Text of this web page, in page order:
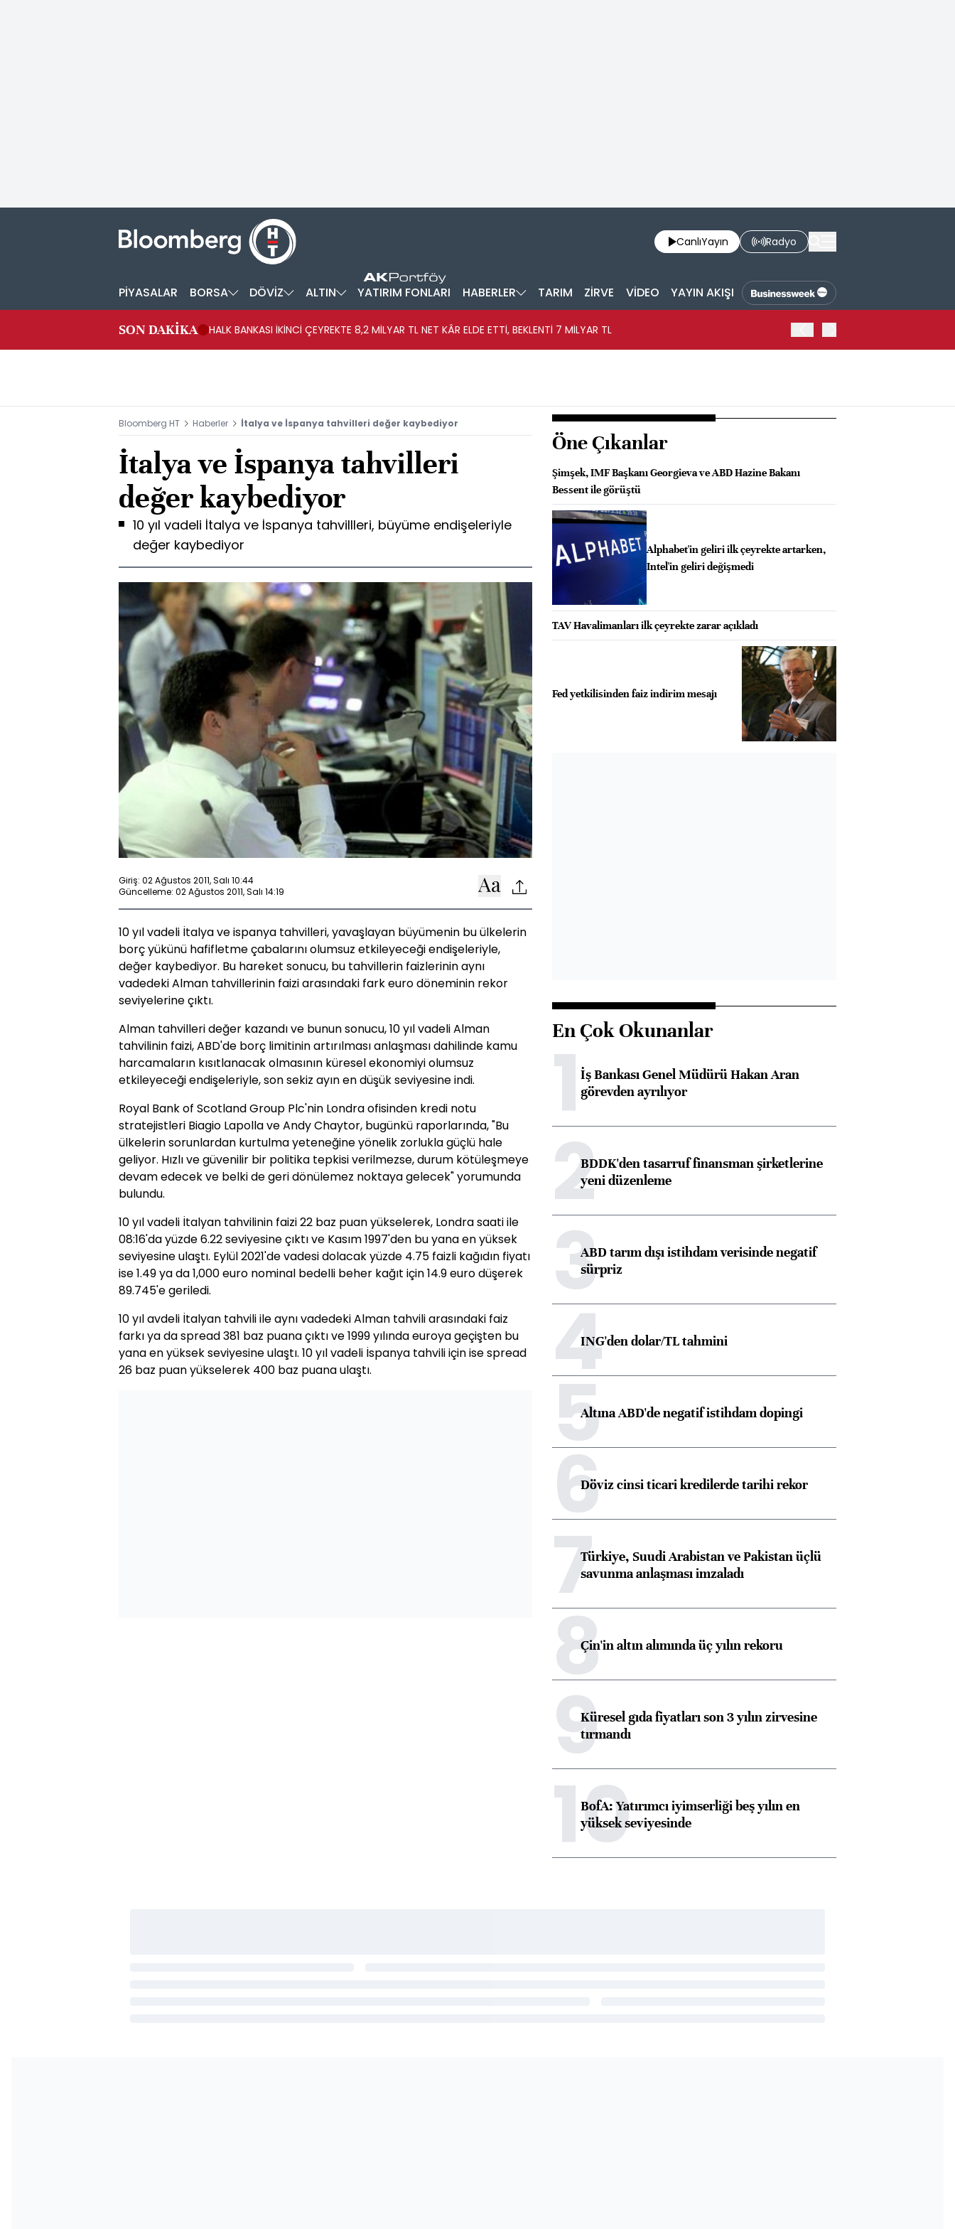
CanlıYayın Radyo
PİYASALAR BORSA DÖVİZ ALTIN YATIRIM FONLARI HABERLER TARIM ZİRVE VİDEO YAYIN AKIŞI
SON DAKİKA HALK BANKASI İKİNCİ ÇEYREKTE 8,2 MİLYAR TL NET KÂR ELDE ETTİ, BEKLENTİ 7 MİLYAR TL
Bloomberg HT Haberler İtalya ve İspanya tahvilleri değer kaybediyor
İtalya ve İspanya tahvilleri
değer kaybediyor
10 yıl vadeli İtalya ve İspanya tahvillleri, büyüme endişeleriyle
değer kaybediyor
Giriş: 02 Ağustos 2011, Salı 10:44
Güncelleme: 02 Ağustos 2011, Salı 14:19
10 yıl vadeli İtalya ve ispanya tahvilleri, yavaşlayan büyümenin bu ülkelerin
borç yükünü hafifletme çabalarını olumsuz etkileyeceği endişeleriyle,
değer kaybediyor. Bu hareket sonucu, bu tahvillerin faizlerinin aynı
vadedeki Alman tahvillerinin faizi arasındaki fark euro döneminin rekor
seviyelerine çıktı.
Alman tahvilleri değer kazandı ve bunun sonucu, 10 yıl vadeli Alman
tahvilinin faizi, ABD'de borç limitinin artırılması anlaşması dahilinde kamu
harcamaların kısıtlanacak olmasının küresel ekonomiyi olumsuz
etkileyeceği endişeleriyle, son sekiz ayın en düşük seviyesine indi.
Royal Bank of Scotland Group Plc'nin Londra ofisinden kredi notu
stratejistleri Biagio Lapolla ve Andy Chaytor, bugünkü raporlarında, "Bu
ülkelerin sorunlardan kurtulma yeteneğine yönelik zorlukla güçlü hale
geliyor. Hızlı ve güvenilir bir politika tepkisi verilmezse, durum kötüleşmeye
devam edecek ve belki de geri dönülemez noktaya gelecek" yorumunda
bulundu.
10 yıl vadeli İtalyan tahvilinin faizi 22 baz puan yükselerek, Londra saati ile
08:16'da yüzde 6.22 seviyesine çıktı ve Kasım 1997'den bu yana en yüksek
seviyesine ulaştı. Eylül 2021'de vadesi dolacak yüzde 4.75 faizli kağıdın fiyatı
ise 1.49 ya da 1,000 euro nominal bedelli beher kağıt için 14.9 euro düşerek
89.745'e geriledi.
10 yıl avdeli İtalyan tahvili ile aynı vadedeki Alman tahvili arasındaki faiz
farkı ya da spread 381 baz puana çıktı ve 1999 yılında euroya geçişten bu
yana en yüksek seviyesine ulaştı. 10 yıl vadeli İspanya tahvili için ise spread
26 baz puan yükselerek 400 baz puana ulaştı.
Öne Çıkanlar
Şimşek, IMF Başkanı Georgieva ve ABD Hazine Bakanı
Bessent ile görüştü
Alphabet'in geliri ilk çeyrekte artarken,
Intel'in geliri değişmedi
TAV Havalimanları ilk çeyrekte zarar açıkladı
Fed yetkilisinden faiz indirim mesajı
En Çok Okunanlar
1İş Bankası Genel Müdürü Hakan Aran
görevden ayrılıyor
2BDDK'den tasarruf finansman şirketlerine
yeni düzenleme
3ABD tarım dışı istihdam verisinde negatif
sürpriz
4ING'den dolar/TL tahmini
5Altına ABD'de negatif istihdam dopingi
6Döviz cinsi ticari kredilerde tarihi rekor
7Türkiye, Suudi Arabistan ve Pakistan üçlü
savunma anlaşması imzaladı
8Çin'in altın alımında üç yılın rekoru
9Küresel gıda fiyatları son 3 yılın zirvesine
tırmandı
10
BofA: Yatırımcı iyimserliği beş yılın en
yüksek seviyesinde